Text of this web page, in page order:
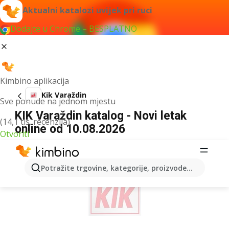
Aktualni katalozi uvijek pri ruci
Dodajte u Chrome – BESPLATNO
Kimbino aplikacija
Sve ponude na jednom mjestu
(14,1 tis. recenzija)
Otvoriti
Potražite trgovine, kategorije, proizvode...
Kik Varaždin
KIK Varaždin katalog - Novi letak
online od 10.08.2026